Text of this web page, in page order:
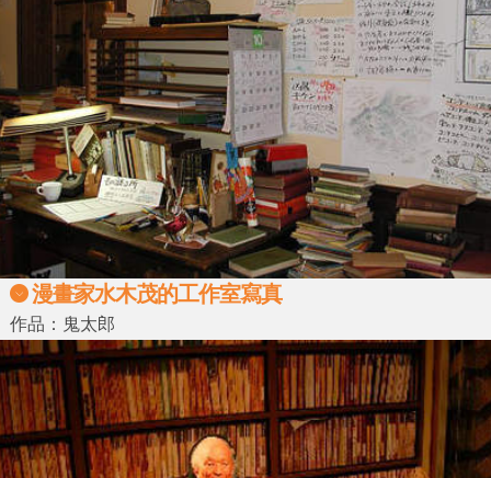
漫畫家水木茂的工作室寫真
作品：鬼太郎